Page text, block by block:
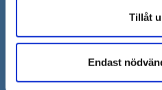
Tillåt
Endast
Södertälje
151 89 Södertälje
Besöksadress: